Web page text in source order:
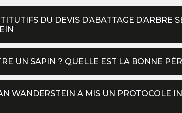
DU DEVIS D’ABATTAGE D’ARBRE
UN SAPIN ? QUELLE EST LA BONNE
WANDERSTEIN A MIS UN PROTOCOLE